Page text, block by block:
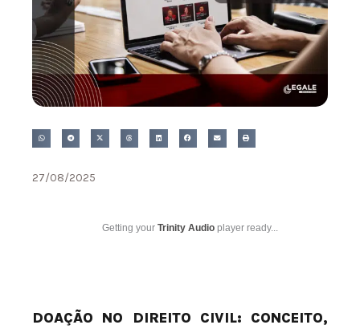
27/08/2025
Getting your Trinity Audio player ready...
DOAÇÃO NO DIREITO CIVIL: CONCEITO,